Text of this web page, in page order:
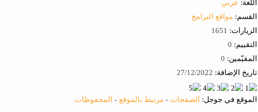
اللغة: عربي
القسم: مواقع البرامج
الزيارات:
التقييم:
المقيّمين:
تاريخ الإضافة:
الموقع في جوجل: الصفحات - مرتبط بالموقع - المحفوظات